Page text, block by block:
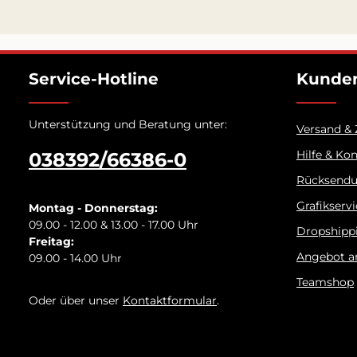
Service-Hotline
Unterstützung und Beratung unter:
038392/66386-0
Montag - Donnerstag:
09.00 - 12.00 & 13.00 - 17.00 Uhr
Freitag:
09.00 - 14.00 Uhr
Oder über unser Kontaktformular.
Versand &
Hilfe &
Angebot
Teamshop